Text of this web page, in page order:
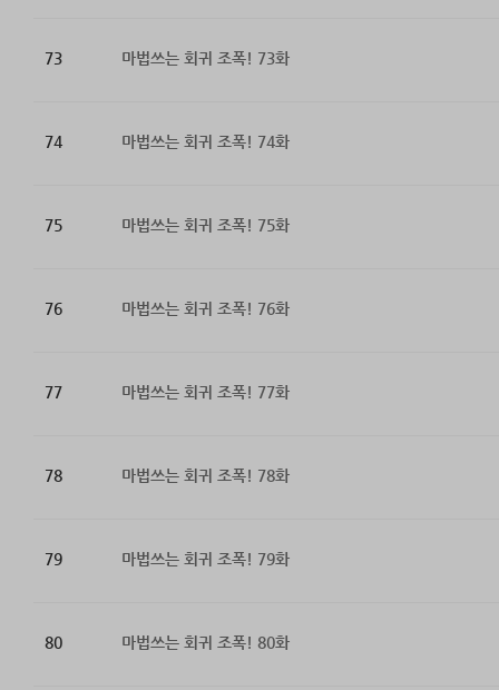
73 마법쓰는 회귀 조폭! 73화
74 마법쓰는 회귀 조폭! 74화
75 마법쓰는 회귀 조폭! 75화
76 마법쓰는 회귀 조폭! 76화
77 마법쓰는 회귀 조폭! 77화
78 마법쓰는 회귀 조폭! 78화
79 마법쓰는 회귀 조폭! 79화
80 마법쓰는 회귀 조폭! 80화